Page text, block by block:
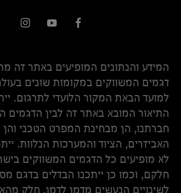
המידע והנתונים המופיעים באתר זה
דגמים המשווקים במקומות שונים
למועד הבאת המקור הלועדי לתרגום.
התיאור המובא באתר זה לבין הדגמים
חברתנו, הן מבחינת המפרט הטכני
האביזרים, הציוד והמערכות הנלוות.
לא מופיעים כל הדגמים המשווקים
חלקם, וכמו כן ייתכנו הבדלים בדגם